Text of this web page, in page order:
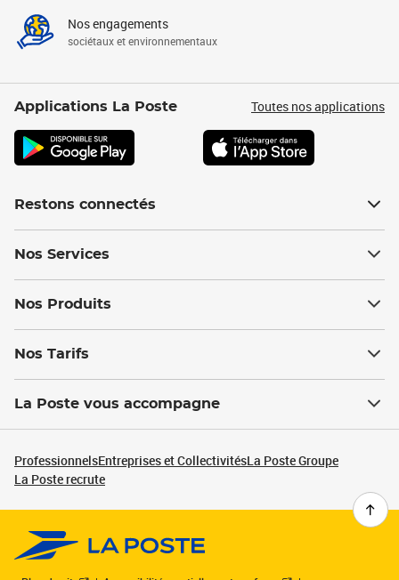
Nos engagements
sociétaux et environnementaux
Applications La Poste Toutes nos applications
Restons connectés
Nos Services
Nos Produits
Nos Tarifs
La Poste vous accompagne
ProfessionnelsEntreprises et CollectivitésLa Poste Groupe
La Poste recrute